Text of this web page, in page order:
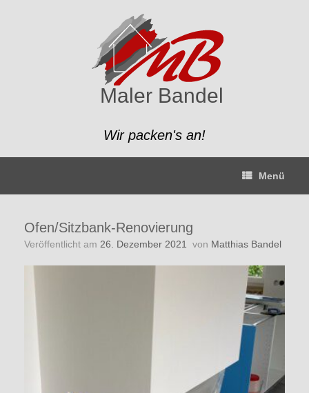
Maler Bandel
Wir packen's an!
Menü
Ofen/Sitzbank-Renovierung
Veröffentlicht am 26. Dezember 2021 von Matthias Bandel